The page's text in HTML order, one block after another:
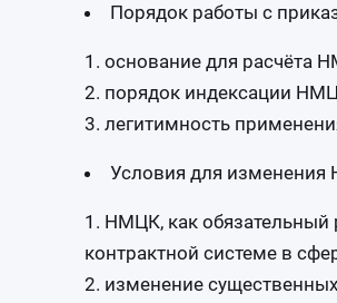
Порядок работы с
основание для расчёта
порядок индексации
легитимность
Условия для
НМЦК, как обязательный
контрактной системе в
изменение